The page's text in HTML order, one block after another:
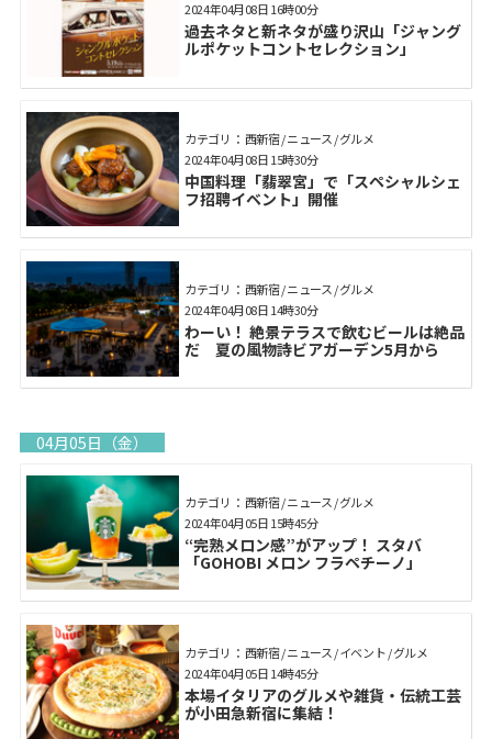
過去ネタと新ネタが盛り沢山「ジャング
ルポケットコントセレクション」
2024年04月08日 16時00分
カテゴリ： 西新宿 / ニュース / グルメ
中国料理「翡翠宮」で「スペシャルシェ
フ招聘イベント」開催
2024年04月08日 15時30分
カテゴリ： 西新宿 / ニュース / グルメ
わーい！ 絶景テラスで飲むビールは絶品
だ 夏の風物詩ビアガーデン5月から
2024年04月08日 14時30分
04月05日（金）
カテゴリ： 西新宿 / ニュース / グルメ
“完熟メロン感”がアップ！ スタバ
「GOHOBI メロン フラペチーノ」
2024年04月05日 15時45分
カテゴリ： 西新宿 / ニュース / イベント / グルメ
本場イタリアのグルメや雑貨・伝統工芸
が小田急新宿に集結！
2024年04月05日 14時45分